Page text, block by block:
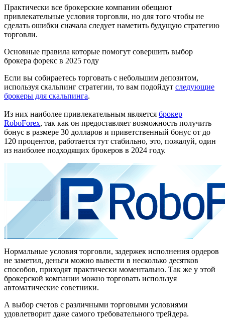
Практически все брокерские компании обещают
привлекательные условия торговли, но для того чтобы не
сделать ошибки сначала следует наметить будущую стратегию
торговли.
Основные правила которые помогут совершить выбор
брокера форекс в 2025 году
Если вы собираетесь торговать с небольшим депозитом,
используя скальпинг стратегии, то вам подойдут следующие
брокеры для скальпинга.
Из них наиболее привлекательным является брокер
RoboForex, так как он предоставляет возможность получить
бонус в размере 30 долларов и приветственный бонус от до
120 процентов, работается тут стабильно, это, пожалуй, один
из наиболее подходящих брокеров в 2024 году.
Нормальные условия торговли, задержек исполнения ордеров
не заметил, деньги можно вывести в несколько десятков
способов, приходят практически моментально. Так же у этой
брокерской компании можно торговать используя
автоматические советники.
А выбор счетов с различными торговыми условиями
удовлетворит даже самого требовательного трейдера.